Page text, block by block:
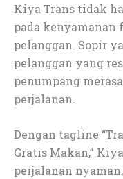
Kiya Trans tidak
pada kenyamanan
pelanggan. Sopir
pelanggan yang
penumpang
perjalanan.
Dengan tagline
Gratis Makan,”
perjalanan